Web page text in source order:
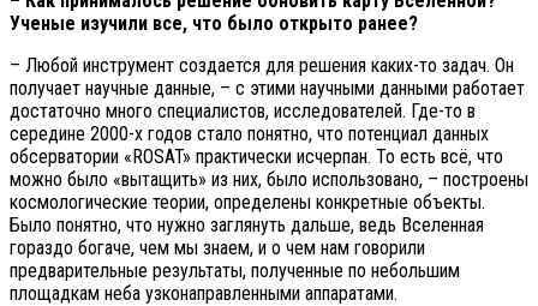
Ученые изучили все, что было открыто ранее?
– Любой инструмент создается для решения каких-то задач. Он
получает научные данные, – с этими научными данными работает
достаточно много специалистов, исследователей. Где-то в
середине 2000-х годов стало понятно, что потенциал данных
обсерватории «ROSAT» практически исчерпан. То есть всё, что
можно было «вытащить» из них, было использовано, – построены
космологические теории, определены конкретные объекты.
Было понятно, что нужно заглянуть дальше, ведь Вселенная
гораздо богаче, чем мы знаем, и о чем нам говорили
предварительные результаты, полученные по небольшим
площадкам неба узконаправленными аппаратами.